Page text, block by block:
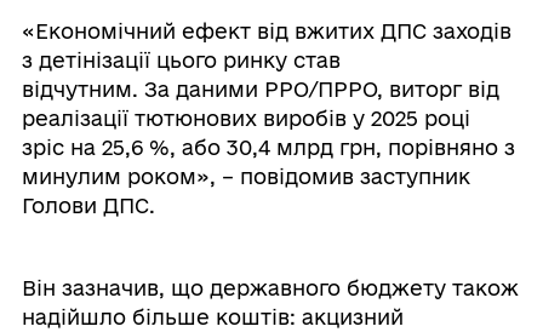
«Економічний ефект від вжитих ДПС заходів
з детінізації цього ринку став
відчутним. За даними РРО/ПРРО, виторг від
реалізації тютюнових виробів у 2025 році
зріс на 25,6 %, або 30,4 млрд грн, порівняно з
минулим роком», – повідомив заступник
Голови ДПС.
Він зазначив, що державного бюджету також
надійшло більше коштів: акцизний